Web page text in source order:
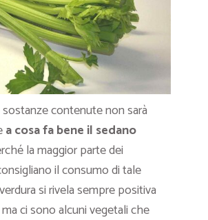
contenute non sarà
a cosa fa bene il sedano
la maggior parte dei
il consumo di tale
si rivela sempre positiva
ci sono alcuni vegetali che